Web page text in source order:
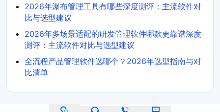
2026年瀑布管理工具有哪些深度测评：主流软件对
比与选型建议
2026年多场景适配的研发管理软件哪款更靠谱深度
测评：主流软件对比与选型建议
全流程产品管理软件选哪个？2026年选型指南与对
比清单